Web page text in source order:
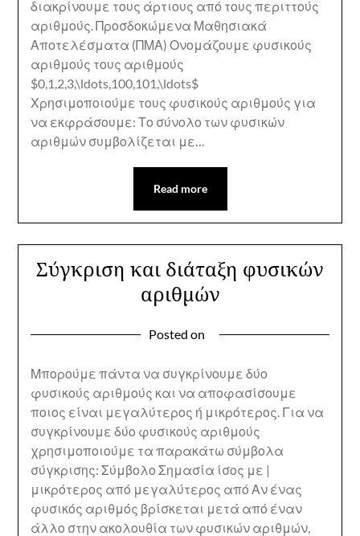
διακρίνουμε τους άρτιους από τους περιττούς
αριθμούς. Προσδοκώμενα Μαθησιακά
Αποτελέσματα (ΠΜΑ) Ονομάζουμε φυσικούς
αριθμούς τους αριθμούς
$0,1,2,3,\ldots,100,101,\ldots$
Χρησιμοποιούμε τους φυσικούς αριθμούς για
να εκφράσουμε: Το σύνολο των φυσικών
αριθμών συμβολίζεται με…
Read more
Σύγκριση και διάταξη φυσικών
αριθμών
Posted on
Μπορούμε πάντα να συγκρίνουμε δύο
φυσικούς αριθμούς και να αποφασίσουμε
ποιος είναι μεγαλύτερος ή μικρότερος. Για να
συγκρίνουμε δύο φυσικούς αριθμούς
χρησιμοποιούμε τα παρακάτω σύμβολα
σύγκρισης: Σύμβολο Σημασία ίσος με |
μικρότερος από μεγαλύτερος από Αν ένας
φυσικός αριθμός βρίσκεται μετά από έναν
άλλο στην ακολουθία των φυσικών αριθμών,